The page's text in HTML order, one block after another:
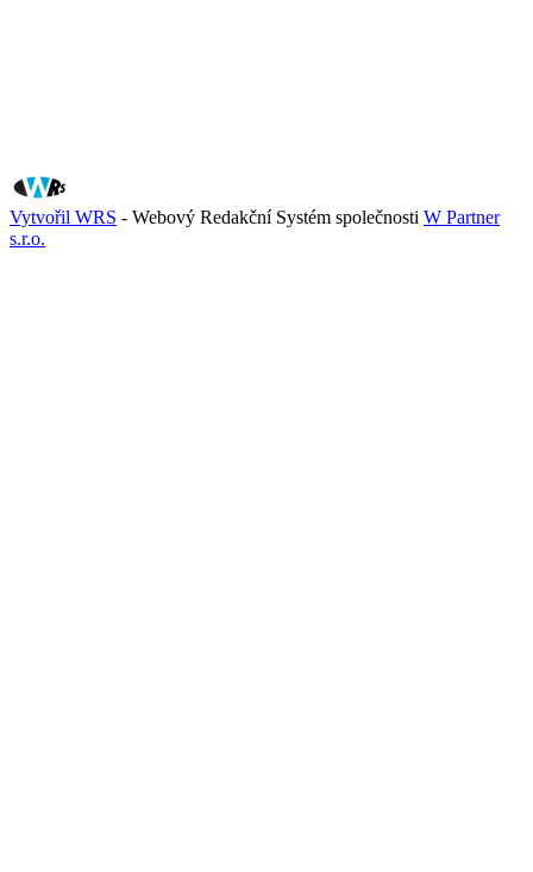
Vytvořil WRS - Webový Redakční Systém společnosti W Partner
s.r.o.